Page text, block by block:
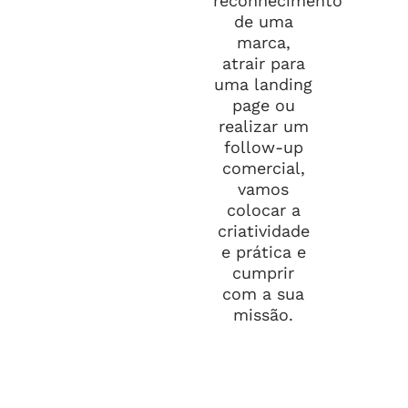
de uma
marca,
atrair para
uma landing
page ou
realizar um
follow-up
comercial,
vamos
colocar a
criatividade
e prática e
cumprir
com a sua
missão.